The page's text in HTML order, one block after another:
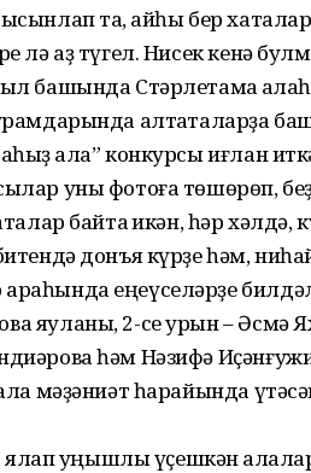
та, ҡайһы бер
лә аҙ түгел. Нисек кенә
башында Стәрлетамаҡ
алтаҡталарҙа
ҡала” конкурсы иғлан
уны фотоға төшөрөп,
байтаҡ икән, һәр
донъя күрҙе һәм,
еңеүселәрҙе
яуланы, 2-се урын – Әсмә
һәм Нәзифә
мәҙәниәт һарайында
яҡлап уңышлы үҫешкән